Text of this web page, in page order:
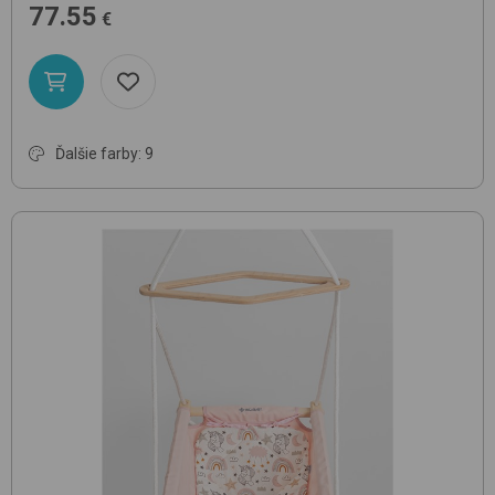
77.55 €
Ďalšie farby: 9